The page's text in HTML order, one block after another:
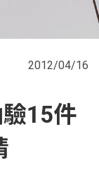
2012/04/16
15件